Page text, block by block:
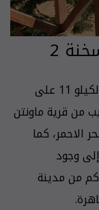
2
تم إقامة ماونتن فيو 2 العين السخنة في الكيلو 11 على
من قرية ماونتن
الاحمر، كما
وجود
mountain view sokhna 2 على بعد 100 كم من مدينة